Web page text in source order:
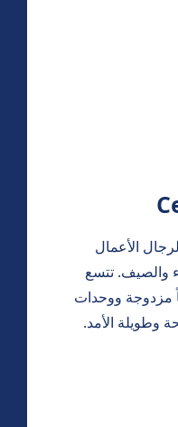
الأعمال
والصيف. تتسع
غرفاً مزدوجة ووحدات
وطويلة الأمد.